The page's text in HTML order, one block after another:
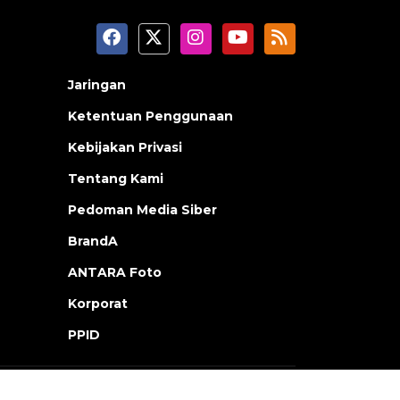
Jaringan
Ketentuan Penggunaan
Kebijakan Privasi
Tentang Kami
Pedoman Media Siber
BrandA
ANTARA Foto
Korporat
PPID